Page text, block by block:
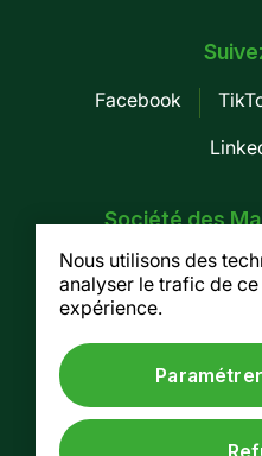
Facebook
Société des
155, av. Greene, 3e
Tel. :514 937-7754
© Société des Marchés
Nous utilisons des
analyser le trafic de
expérience.